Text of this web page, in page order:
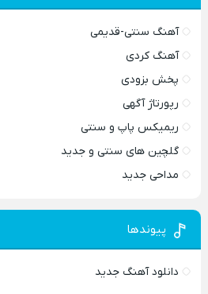
آهنگ سنتی-قدیمی
آهنگ کردی
پخش بزودی
رپورتاژ آگهی
ریمیکس پاپ و سنتی
گلچین های سنتی و جدید
مداحی جدید
پیوندها
دانلود آهنگ جدید